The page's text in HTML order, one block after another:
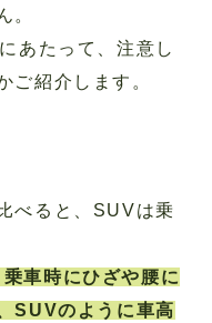
。
あたって、注意し
ご紹介します。
べると、SUVは乗
車時にひざや腰に
SUVのように車高